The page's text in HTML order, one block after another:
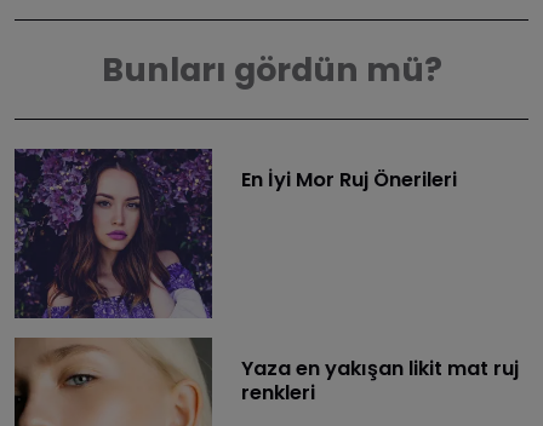
Bunları gördün mü?
En İyi Mor Ruj Önerileri
Yaza en yakışan likit mat ruj
renkleri